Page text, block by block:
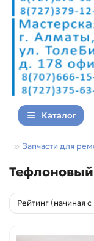
Каталог
Запчасти для